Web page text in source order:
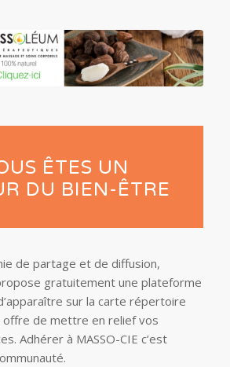
ÊTES UN
DU BIEN-ÊTRE
de partage et de diffusion,
gratuitement une plateforme
sur la carte répertoire
de mettre en relief vos
Adhérer à MASSO-CIE c’est